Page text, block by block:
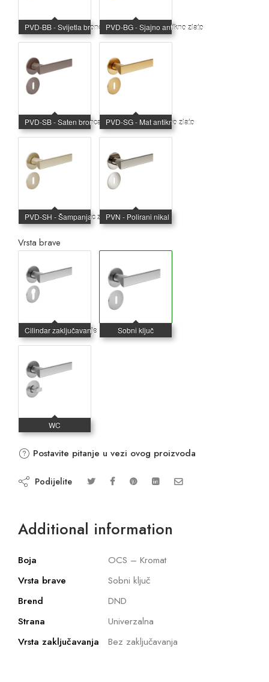
Vrsta brave
Postavite pitanje u vezi ovog proizvoda
Podijelite
Additional information
Boja
OCS – Kromat
Vrsta brave
Sobni ključ
Brend
DND
Strana
Univerzalna
Vrsta zaključavanja
Bez zaključavanja